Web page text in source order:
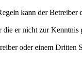
kann der
er nicht zur Kenntnis
oder einem Dritten